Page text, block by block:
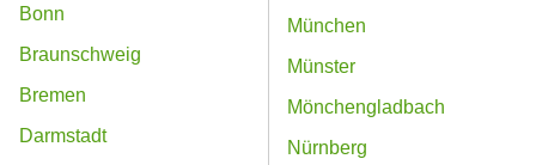
Bonn
Braunschweig
Bremen
Darmstadt
München
Münster
Mönchengladbach
Nürnberg